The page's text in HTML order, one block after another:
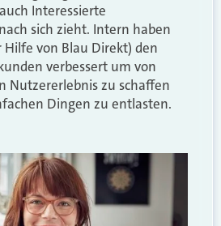
Interessierte
sich zieht. Intern haben
von Blau Direkt) den
verbessert um von
Nutzererlebnis zu schaffen
Dingen zu entlasten.